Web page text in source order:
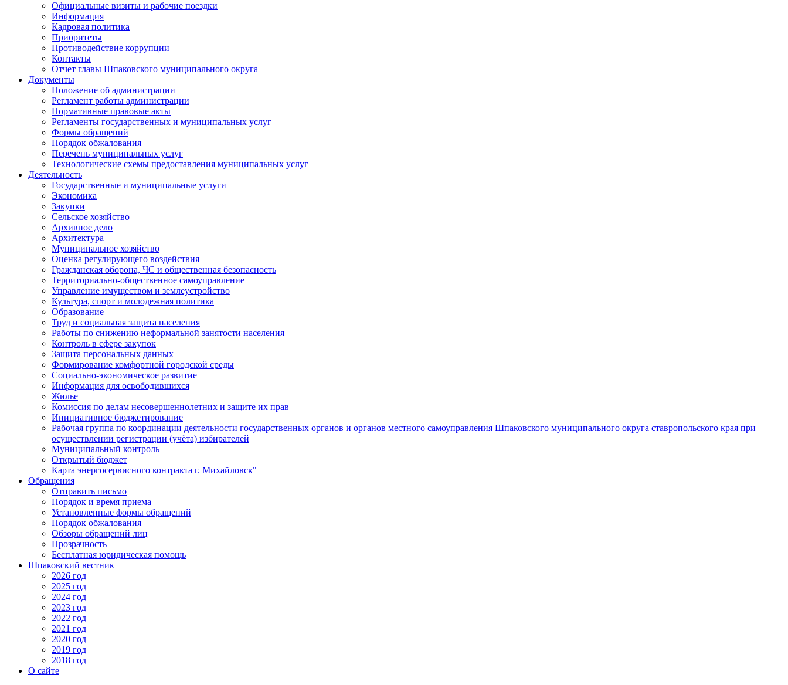
Официальные визиты и рабочие поездки
Информация
Кадровая политика
Приоритеты
Противодействие коррупции
Контакты
Отчет главы Шпаковского муниципального округа
Документы
Положение об администрации
Регламент работы администрации
Нормативные правовые акты
Регламенты государственных и муниципальных услуг
Формы обращений
Порядок обжалования
Перечень муниципальных услуг
Технологические схемы предоставления муниципальных услуг
Деятельность
Государственные и муниципальные услуги
Экономика
Закупки
Сельское хозяйство
Архивное дело
Архитектура
Муниципальное хозяйство
Оценка регулирующего воздействия
Гражданская оборона, ЧС и общественная безопасность
Территориально-общественное самоуправление
Управление имуществом и землеустройство
Культура, спорт и молодежная политика
Образование
Труд и социальная защита населения
Работы по снижению неформальной занятости населения
Контроль в сфере закупок
Защита персональных данных
Формирование комфортной городской среды
Социально-экономическое развитие
Информация для освободившихся
Жилье
Комиссия по делам несовершеннолетних и защите их прав
Инициативное бюджетирование
Рабочая группа по координации деятельности государственных органов и органов местного самоуправления Шпаковского муниципального округа ставропольского края при
осуществлении регистрации (учёта) избирателей
Муниципальный контроль
Открытый бюджет
Карта энергосервисного контракта г. Михайловск"
Обращения
Отправить письмо
Порядок и время приема
Установленные формы обращений
Порядок обжалования
Обзоры обращений лиц
Прозрачность
Бесплатная юридическая помощь
Шпаковский вестник
2026 год
2025 год
2024 год
2023 год
2022 год
2021 год
2020 год
2019 год
2018 год
О сайте